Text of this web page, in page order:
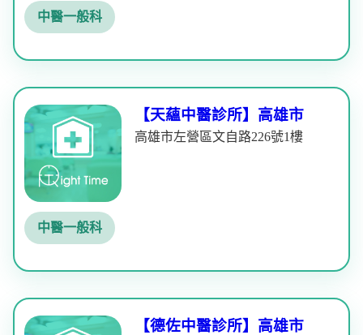
中醫一般科
【天蘊中醫診所】高雄市
高雄市左營區文自路226號1樓
中醫一般科
【德佐中醫診所】高雄市